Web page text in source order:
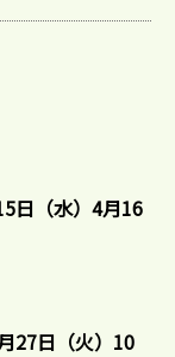
日（水）4月16
27日（火）10